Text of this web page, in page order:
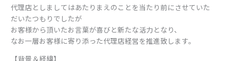
代理店としましてはあたりまえのことを当たり前にさせていた
だいたつもりでしたが
お客様から頂いたお言葉が喜びと新たな活力となり、
なお一層お客様に寄り添った代理店経営を推進致します。
【背景＆経緯】